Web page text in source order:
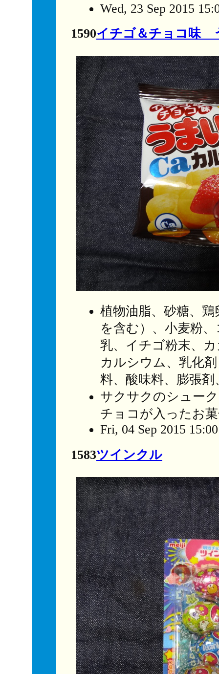
Wed, 23 Sep 2015
1590イチゴ＆チョコ味
植物油脂、砂糖、
を含む）、小麦粉
乳、イチゴ粉末、
カルシウム、乳化
料、酸味料、膨張剤
サクサクのシュー
チョコが入ったお
Fri, 04 Sep 2015
1583ツインクル